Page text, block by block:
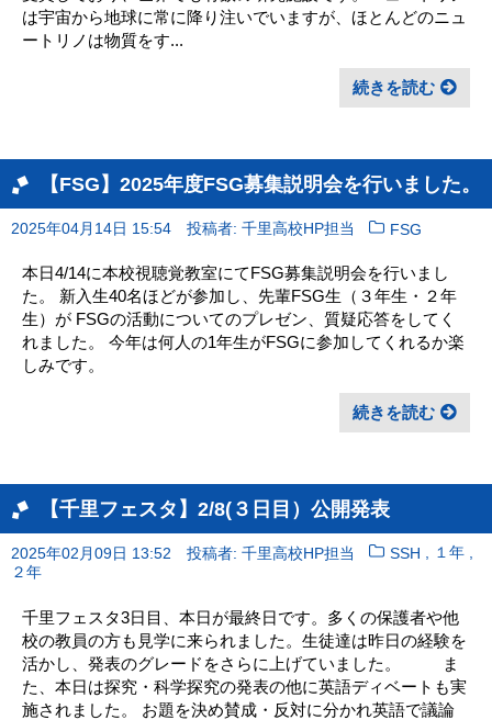
は宇宙から地球に常に降り注いでいますが、ほとんどのニュ
ートリノは物質をす...
続きを読む
【FSG】2025年度FSG募集説明会を行いました。
2025年04月14日 15:54 投稿者: 千里高校HP担当 FSG
本日4/14に本校視聴覚教室にてFSG募集説明会を行いまし
た。 新入生40名ほどが参加し、先輩FSG生（３年生・２年
生）が FSGの活動についてのプレゼン、質疑応答をしてく
れました。 今年は何人の1年生がFSGに参加してくれるか楽
しみです。
続きを読む
【千里フェスタ】2/8(３日目）公開発表
2025年02月09日 13:52 投稿者: 千里高校HP担当 SSH , １年 ,
２年
千里フェスタ3日目、本日が最終日です。多くの保護者や他
校の教員の方も見学に来られました。生徒達は昨日の経験を
活かし、発表のグレードをさらに上げていました。 ま
た、本日は探究・科学探究の発表の他に英語ディベートも実
施されました。 お題を決め賛成・反対に分かれ英語で議論